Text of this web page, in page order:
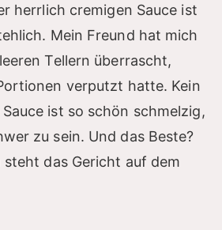
herrlich cremigen Sauce ist
Mein Freund hat mich
Tellern überrascht,
verputzt hatte. Kein
ist so schön schmelzig,
zu sein. Und das Beste?
das Gericht auf dem